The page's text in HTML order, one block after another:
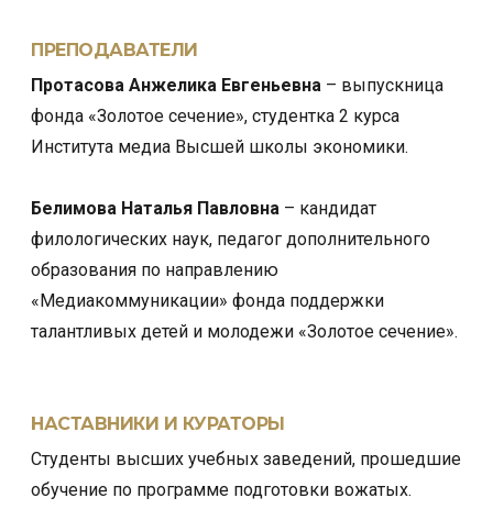
ПРЕПОДАВАТЕЛИ
Протасова Анжелика Евгеньевна – выпускница
фонда «Золотое сечение», студентка 2 курса
Института медиа Высшей школы экономики.
Белимова Наталья Павловна – кандидат
филологических наук, педагог дополнительного
образования по направлению
«Медиакоммуникации» фонда поддержки
талантливых детей и молодежи «Золотое сечение».
НАСТАВНИКИ И КУРАТОРЫ
Студенты высших учебных заведений, прошедшие
обучение по программе подготовки вожатых.